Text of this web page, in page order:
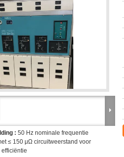
: 50 Hz nominale frequentie
≤ 150 μΩ circuitweerstand voor